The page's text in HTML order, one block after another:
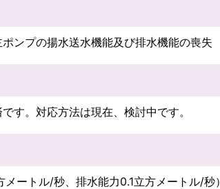
ンプの揚水送水機能及び排水機能の喪失
す。対応方法は現在、検討中です。
ートル/秒、排水能力0.1立方メートル/秒）